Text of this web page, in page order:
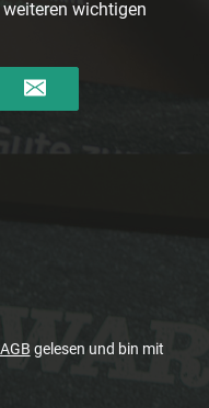
wichtigen
AGB gelesen und bin mit